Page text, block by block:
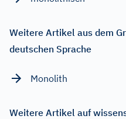
Weitere Artikel aus dem
deutschen Sprache
Monolith
Weitere Artikel auf